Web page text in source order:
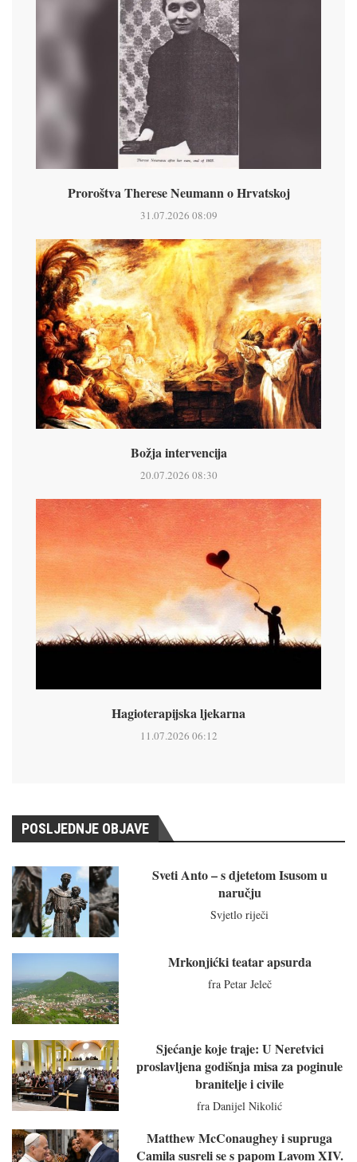
Proroštva Therese Neumann o Hrvatskoj
31.07.2026 08:09
Božja intervencija
20.07.2026 08:30
Hagioterapijska ljekarna
11.07.2026 06:12
POSLJEDNJE OBJAVE
Sveti Anto – s djetetom Isusom u
naručju
Svjetlo riječi
Mrkonjićki teatar apsurda
fra Petar Jeleč
Sjećanje koje traje: U Neretvici
proslavljena godišnja misa za poginule
branitelje i civile
fra Danijel Nikolić
Matthew McConaughey i supruga
Camila susreli se s papom Lavom XIV.